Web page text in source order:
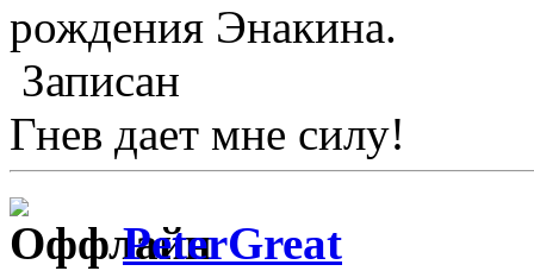
рождения Энакина.
Записан
Гнев дает мне силу!
PeterGreat